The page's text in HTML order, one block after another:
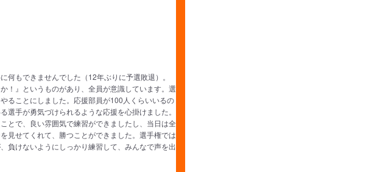
何もできませんでした（12年ぶりに予選敗退）。
』というものがあり、全員が意識しています。選
ることにしました。応援部員が100人くらいいるの
手が勇気づけられるような応援を心掛けました。
とで、良い雰囲気で練習ができましたし、当日は全
見せてくれて、勝つことができました。選手権では
負けないようにしっかり練習して、みんなで声を出